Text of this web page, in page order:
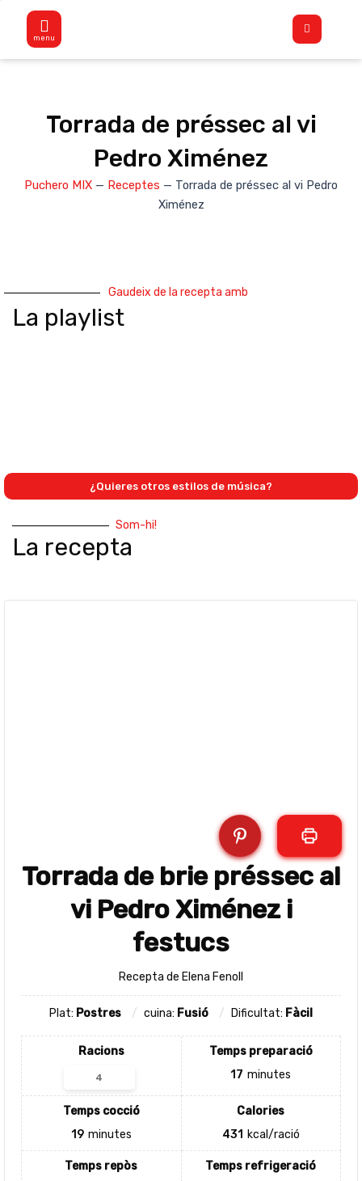
contingut
Flyout
Menu
Torrada de préssec al vi
Pedro Ximénez
Puchero MIX — Receptes — Torrada de préssec al vi Pedro
Ximénez
Som-hi!
La recepta
Torrada de brie préssec al
vi Pedro Ximénez i
festucs
Recepta de Elena Fenoll
Plat: Postres cuina: Fusió Dificultat: Fàcil
Racions
Temps preparació
17 minutes
Temps cocció
19 minutes
Calories
431 kcal/ració
Temps repòs
Temps refrigeració
Gaudeix de la recepta amb
La playlist
¿Quieres otros estilos de música?